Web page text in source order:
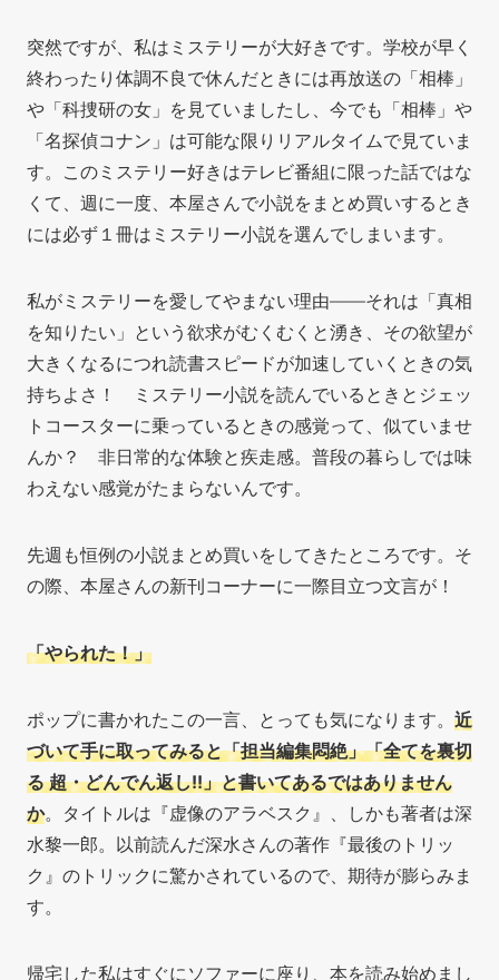
突然ですが、私はミステリーが大好きです。学校が早く
終わったり体調不良で休んだときには再放送の「相棒」
や「科捜研の女」を見ていましたし、今でも「相棒」や
「名探偵コナン」は可能な限りリアルタイムで見ていま
す。このミステリー好きはテレビ番組に限った話ではな
くて、週に一度、本屋さんで小説をまとめ買いするとき
には必ず１冊はミステリー小説を選んでしまいます。
私がミステリーを愛してやまない理由——それは「真相
を知りたい 」という欲求がむくむくと湧き、その欲望が
大きくなるにつれ読書スピードが加速していくときの気
持ちよさ！ ミステリー小説を読んでいるときとジェッ
トコースターに乗っているときの感覚って、似ていませ
んか？ 非日常的な体験と疾走感。普段の暮らしでは味
わえない感覚がたまらないんです。
先週も恒例の小説まとめ買いをしてきたところです。そ
の際、本屋さんの新刊コーナーに一際目立つ文言が！
「やられた！」
ポップに書かれたこの一言、とっても気になります。 近
づいて手に取ってみると「担当編集悶絶」「全てを裏切
る 超・どんでん返し!!」と書いてあるではありません
か。タイトルは『虚像のアラベスク』、しかも著者は深
水黎一郎。以前読んだ深水さんの著作『最後のトリッ
ク』のトリックに驚かされているので、期待が膨らみま
す。
帰宅した私はすぐにソファーに座り、本を読み始めまし